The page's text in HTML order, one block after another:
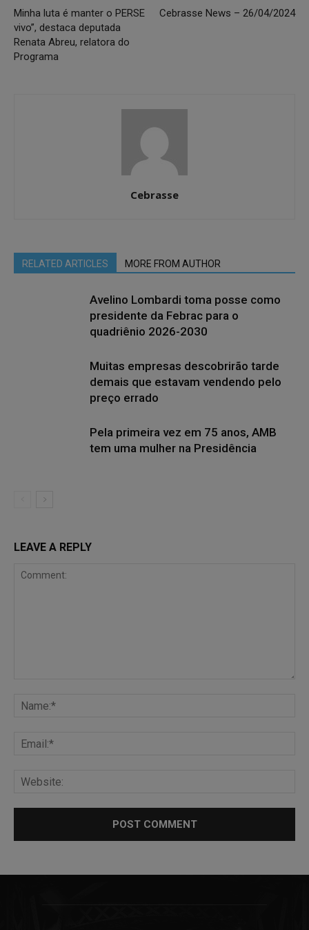
Minha luta é manter o PERSE
vivo”, destaca deputada
Renata Abreu, relatora do
Programa
Cebrasse News – 26/04/2024
Cebrasse
RELATED ARTICLES MORE FROM AUTHOR
Avelino Lombardi toma posse como
presidente da Febrac para o
quadriênio 2026-2030
Muitas empresas descobrirão tarde
demais que estavam vendendo pelo
preço errado
Pela primeira vez em 75 anos, AMB
tem uma mulher na Presidência
LEAVE A REPLY